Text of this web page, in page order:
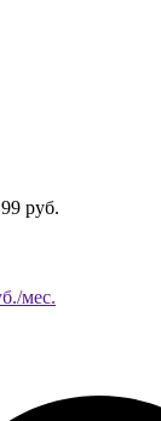
99 руб.
мес.